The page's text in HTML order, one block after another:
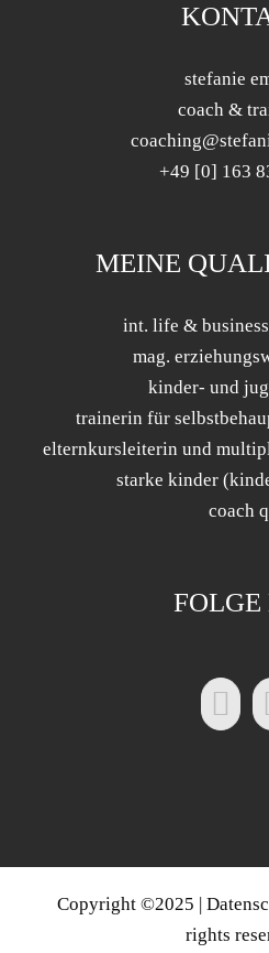
stefanie
coach &
+49 [0] 163
MEINE
int. life &
mag.
kinder- und
trainerin für
elternkursleiterin und
starke kinder
coach
FOLGE
Copyright ©2025 |
rights